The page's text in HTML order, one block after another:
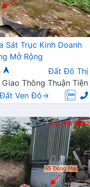
Sát Trục Kinh Doanh
Mở Rộng
Đất Đô Thị
Thông Thuận Tiện
Ven Đô→
K.D B 82